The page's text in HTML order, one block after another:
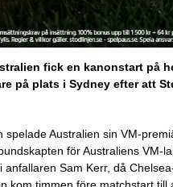
fick en kanonstart på
på plats i Sydney efter att
spelade Australien sin VM-
för Australiens VM-
anfallaren Sam Kerr, då
kom timmen före matchstart till